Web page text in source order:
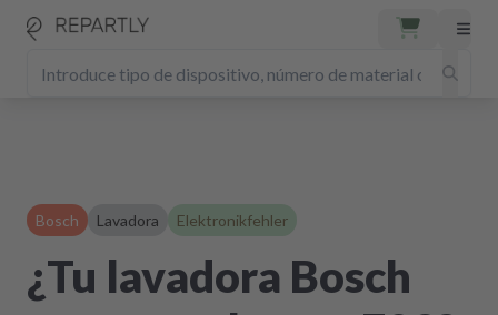
Bosch Lavadora Elektronikfehler
¿Tu lavadora Bosch